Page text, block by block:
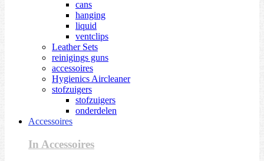
cans
hanging
liquid
ventclips
Leather Sets
reinigings guns
accessoires
Hygienics Aircleaner
stofzuigers
stofzuigers
onderdelen
Accessoires
In Accessoires